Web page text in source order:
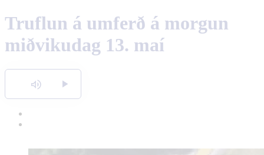
Truflun á umferð á morgun
miðvikudag 13. maí
Hlusta